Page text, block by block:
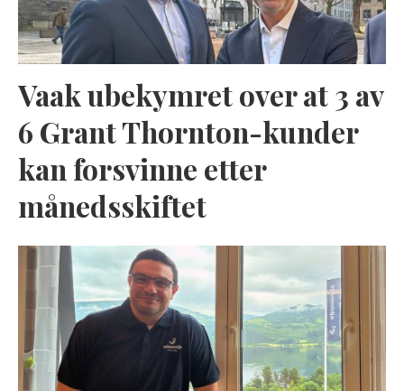
Vaak ubekymret over at 3 av
6 Grant Thornton-kunder
kan forsvinne etter
månedsskiftet